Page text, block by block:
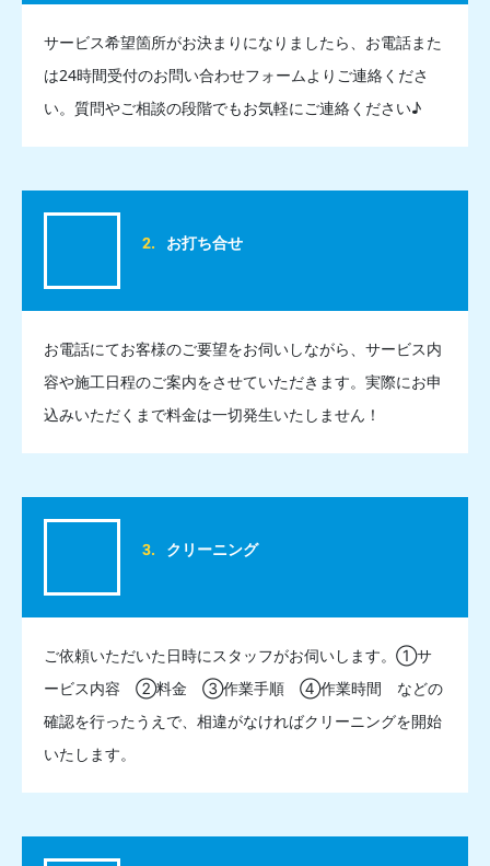
サービス希望箇所がお決まりになりましたら、お電話また
は24時間受付のお問い合わせフォームよりご連絡くださ
い。質問やご相談の段階でもお気軽にご連絡ください♪
お打ち合せ
お電話にてお客様のご要望をお伺いしながら、サービス内
容や施工日程のご案内をさせていただきます。実際にお申
込みいただくまで料金は一切発生いたしません！
クリーニング
ご依頼いただいた日時にスタッフがお伺いします。①サ
ービス内容 ②料金 ③作業手順 ④作業時間 などの
確認を行ったうえで、相違がなければクリーニングを開始
いたします。